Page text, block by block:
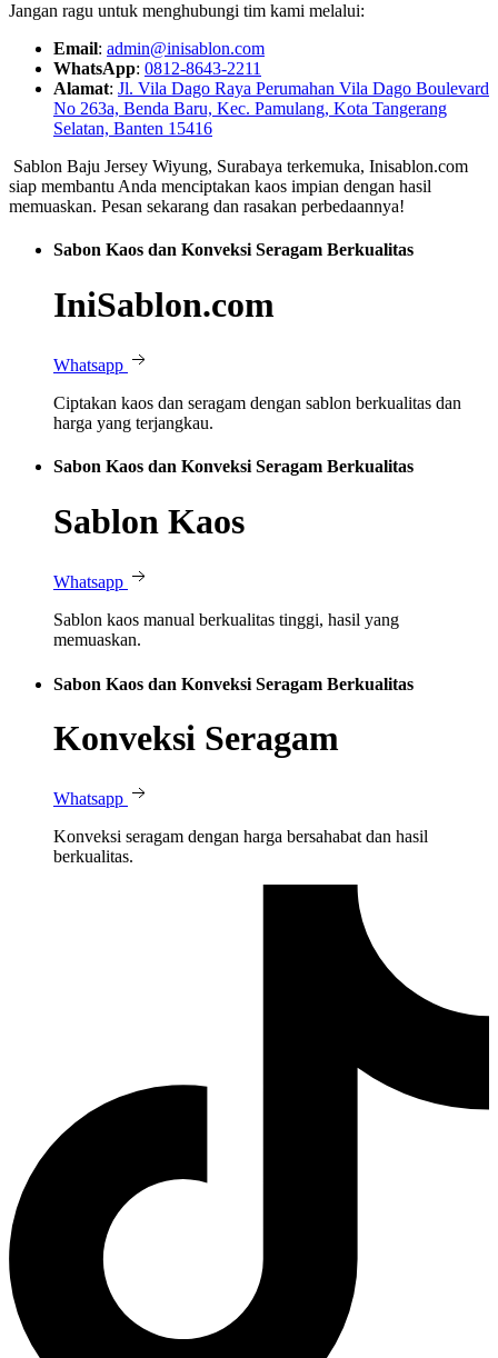
Jangan ragu untuk menghubungi tim kami melalui:
Email: admin@inisablon.com
WhatsApp: 0812-8643-2211
Alamat: Jl. Vila Dago Raya Perumahan Vila Dago Boulevard
No 263a, Benda Baru, Kec. Pamulang, Kota Tangerang
Selatan, Banten 15416
Sablon Baju Jersey Wiyung, Surabaya terkemuka, Inisablon.com
siap membantu Anda menciptakan kaos impian dengan hasil
memuaskan. Pesan sekarang dan rasakan perbedaannya!
Sabon Kaos dan Konveksi Seragam Berkualitas
IniSablon.com
Whatsapp
Ciptakan kaos dan seragam dengan sablon berkualitas dan
harga yang terjangkau.
Sabon Kaos dan Konveksi Seragam Berkualitas
Sablon Kaos
Whatsapp
Sablon kaos manual berkualitas tinggi, hasil yang
memuaskan.
Sabon Kaos dan Konveksi Seragam Berkualitas
Konveksi Seragam
Whatsapp
Konveksi seragam dengan harga bersahabat dan hasil
berkualitas.